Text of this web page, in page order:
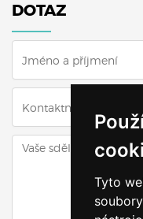
Tyto
DOTAZ